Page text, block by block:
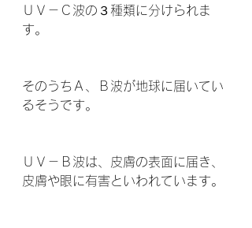
ＵＶ－Ｃ波の３種類に分けられま
す。
そのうちＡ、Ｂ波が地球に届いてい
るそうです。
ＵＶ－Ｂ波は、皮膚の表面に届き、
皮膚や眼に有害といわれています。